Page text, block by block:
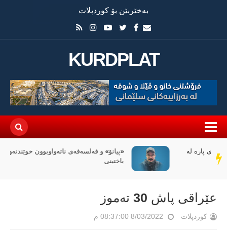
بەخێربێن بۆ کوردپلات
KURDPLAT
سەر
دێڕ
«پیانۆ» و فەلسەفەی ناتەواوبوون خوێندنەوەیەکی
باختینی
عێراقی پاش 30 تەموز
کوردپلات 8/03/2022 08:37:00 م